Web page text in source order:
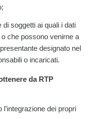
di soggetti ai quali i dati
che possono venirne a
designato nel
o incaricati.
da RTP
l’integrazione dei propri